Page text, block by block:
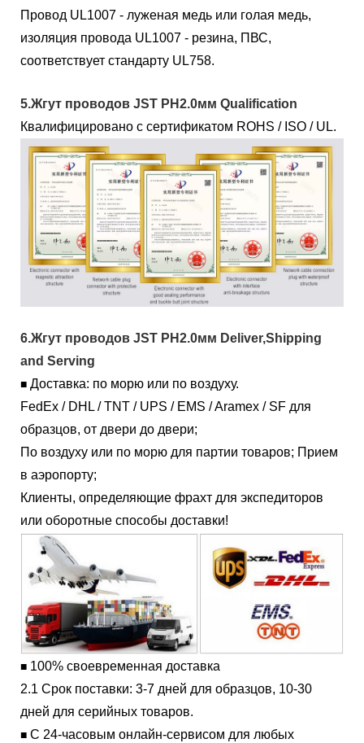
Провод UL1007 - луженая медь или голая медь,
изоляция провода UL1007 - резина, ПВС,
соответствует стандарту UL758.
5.Жгут проводов JST PH2.0мм Qualification
Квалифицировано с сертификатом ROHS / ISO / UL.
6.Жгут проводов JST PH2.0мм Deliver,Shipping
and Serving
■ Доставка: по морю или по воздуху.
FedEx / DHL / TNT / UPS / EMS / Aramex / SF для
образцов, от двери до двери;
По воздуху или по морю для партии товаров; Прием
в аэропорту;
Клиенты, определяющие фрахт для экспедиторов
или оборотные способы доставки!
■ 100% своевременная доставка
2.1 Срок поставки: 3-7 дней для образцов, 10-30
дней для серийных товаров.
■ С 24-часовым онлайн-сервисом для любых